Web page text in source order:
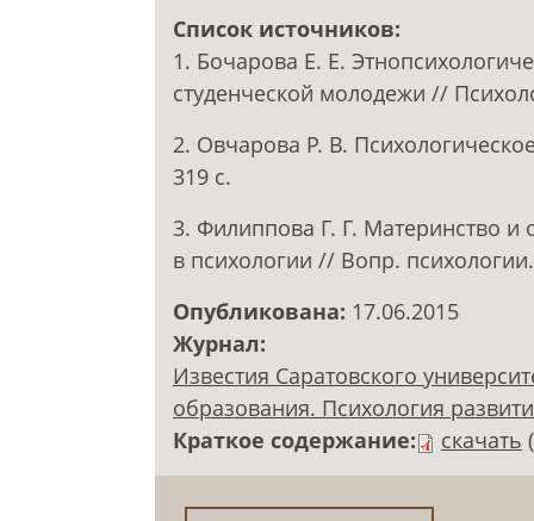
Список источников:
1. Бочарова Е. Е.
студенческой молодежи //
2. Овчарова Р. В.
319 с.
3. Филиппова Г. Г. Материнство и
в психологии // Вопр.
Опубликована: 17.06.2015
Журнал:
Известия Саратовского
образования. Психология
Краткое содержание:
скачать